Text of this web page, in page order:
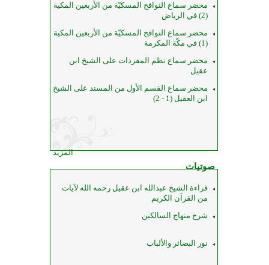
محضر سماع النوافح المسكيّة من الأربعين المكية
(2) في الرياض
محضر سماع النوافح المسكيّة من الأربعين المكية
(1) في مكّة المكرمة
محضر سماع نظم المفردات على الشيخ ابن
عقيل
محضر سماع القسم الأول من المسند على الشيخ
ابن العقيل (1 - 2)
المزيد
صوتيات
قراءة الشيخ عبدالله ابن عقيل رحمه الله لآيات
من القرآن الكريم
شرح منهاج السالكين
نور البصائر والألباب